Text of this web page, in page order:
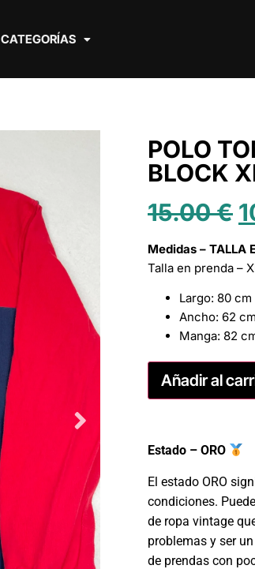
CATEGORÍAS
POLO
BLOCK
15.00€
Medidas – TALLA
Talla en prenda –
Largo: 80 cm
Ancho: 62 cm
Manga: 82
Añadir al
Estado – ORO
El estado ORO
condiciones.
de ropa vintage
problemas y ser
de prendas con